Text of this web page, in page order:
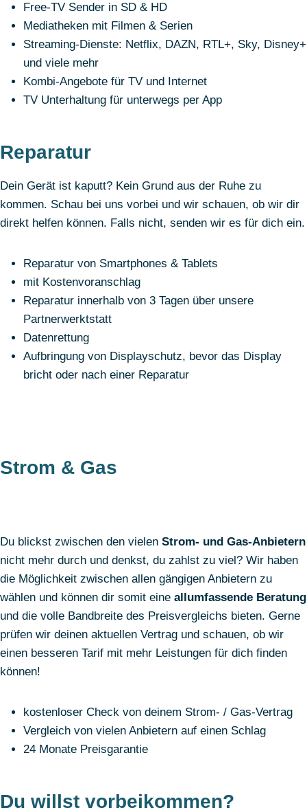
Free-TV Sender in SD & HD
Mediatheken mit Filmen & Serien
Streaming-Dienste: Netflix, DAZN, RTL+, Sky, Disney+
und viele mehr
Kombi-Angebote für TV und Internet
TV Unterhaltung für unterwegs per App
Reparatur
Dein Gerät ist kaputt? Kein Grund aus der Ruhe zu
kommen. Schau bei uns vorbei und wir schauen, ob wir dir
direkt helfen können. Falls nicht, senden wir es für dich ein.
Reparatur von Smartphones & Tablets
mit Kostenvoranschlag
Reparatur innerhalb von 3 Tagen über unsere
Partnerwerktstatt
Datenrettung
Aufbringung von Displayschutz, bevor das Display
bricht oder nach einer Reparatur
Strom & Gas
Du blickst zwischen den vielen Strom- und Gas-Anbietern
nicht mehr durch und denkst, du zahlst zu viel? Wir haben
die Möglichkeit zwischen allen gängigen Anbietern zu
wählen und können dir somit eine allumfassende Beratung
und die volle Bandbreite des Preisvergleichs bieten. Gerne
prüfen wir deinen aktuellen Vertrag und schauen, ob wir
einen besseren Tarif mit mehr Leistungen für dich finden
können!
kostenloser Check von deinem Strom- / Gas-Vertrag
Vergleich von vielen Anbietern auf einen Schlag
24 Monate Preisgarantie
Du willst vorbeikommen?